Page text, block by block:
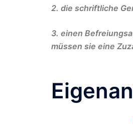
2. die schriftliche
3. einen
müssen sie eine